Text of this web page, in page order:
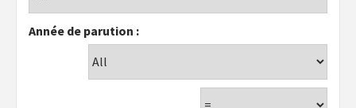
Année de parution :